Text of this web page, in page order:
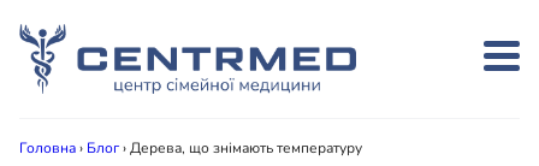
Головна› Блог›Дерева, що знімають температуру